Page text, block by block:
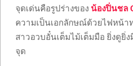
จุดเด่นคือรูปร่างของ น้องปิ่นชล
ความเป็นเอกลักษณ์ด้วยไฟหน้า
สาวอวบอั๋นเต็มไม้เต็มมือ ยิ่งดูยิ่
จุด